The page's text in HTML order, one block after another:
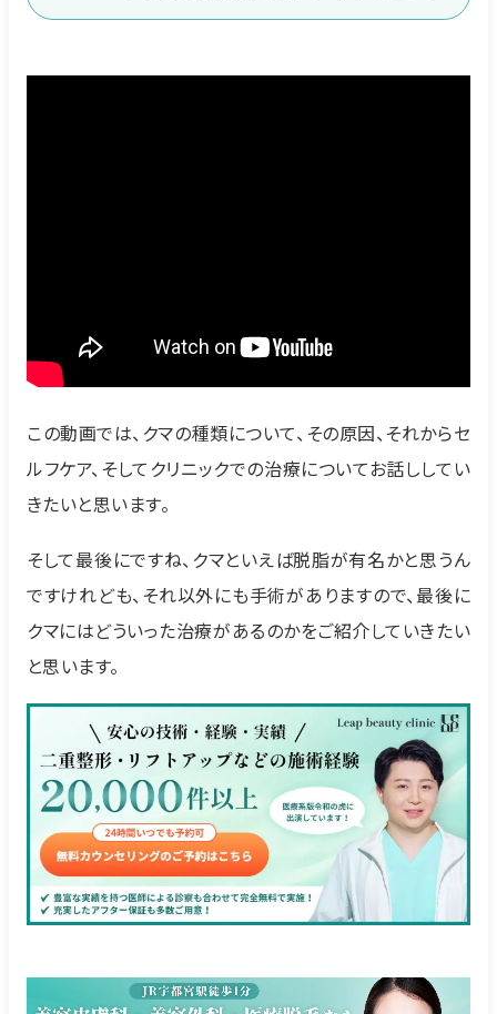
この動画では、クマの種類について、その原因、それからセ
ルフケア、そしてクリニックでの治療についてお話ししてい
きたいと思います。
そして最後にですね、クマといえば脱脂が有名かと思うん
ですけれども、それ以外にも手術がありますので、最後に
クマにはどういった治療があるのかをご紹介していきたい
と思います。